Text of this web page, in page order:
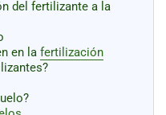
del fertilizante a la
en la fertilización